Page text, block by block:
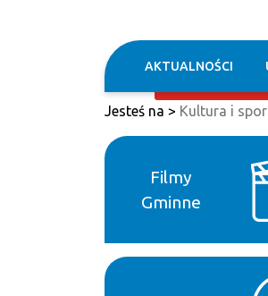
AKTUALNOŚCI
Jesteś na > Kultura i
Filmy
Gminne